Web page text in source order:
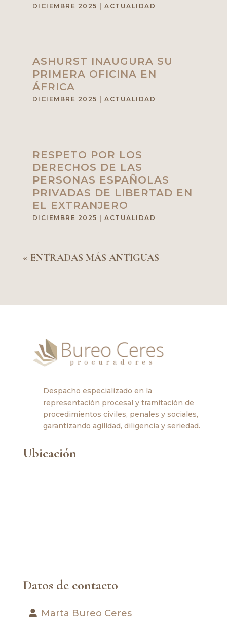
DICIEMBRE 2025 |ACTUALIDAD
ASHURST INAUGURA SU
PRIMERA OFICINA EN
ÁFRICA
DICIEMBRE 2025 |ACTUALIDAD
RESPETO POR LOS
DERECHOS DE LAS
PERSONAS ESPAÑOLAS
PRIVADAS DE LIBERTAD EN
EL EXTRANJERO
DICIEMBRE 2025 |ACTUALIDAD
« ENTRADAS MÁS ANTIGUAS
Despacho especializado en la
representación procesal y tramitación de
procedimientos civiles, penales y sociales,
garantizando agilidad, diligencia y seriedad.
Ubicación
Datos de contacto
Marta Bureo Ceres